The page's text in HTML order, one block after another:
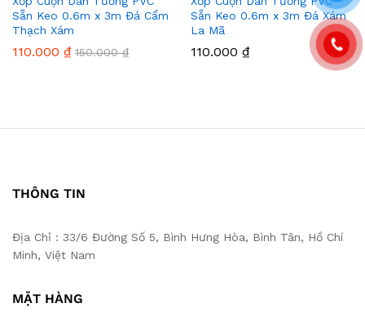
Sẵn Keo 0.6m x 3m Đá Cẩm
Thạch Xám
110.000 ₫ 150.000₫
Sẵn Keo 0.6m x 3m Đá Xám
La Mã
110.000 ₫
THÔNG TIN
Địa Chỉ : 33/6 Đường Số 5, Bình Hưng Hòa, Bình Tân, Hồ Chí
Minh, Việt Nam
MẶT HÀNG